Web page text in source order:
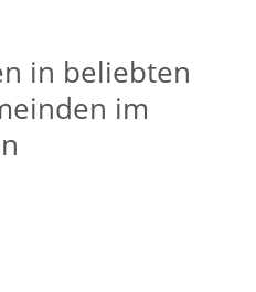
in beliebten
im